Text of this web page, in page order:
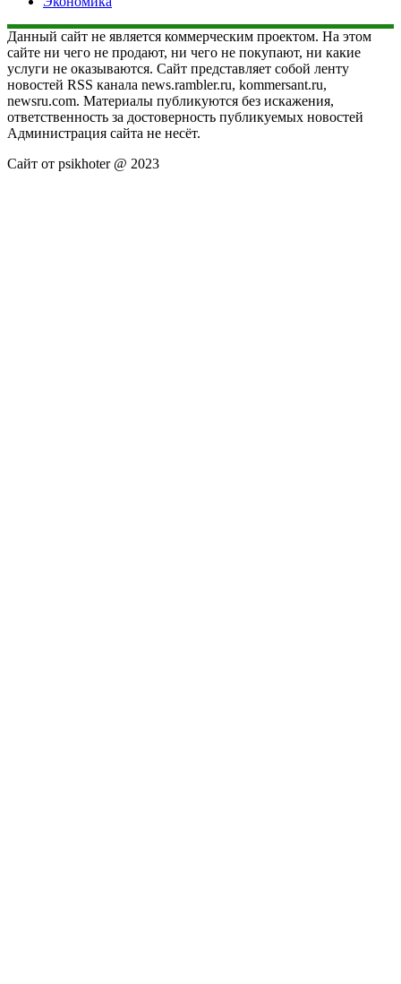
Данный сайт не является коммерческим проектом. На этом
сайте ни чего не продают, ни чего не покупают, ни какие
услуги не оказываются. Сайт представляет собой ленту
новостей RSS канала news.rambler.ru, kommersant.ru,
newsru.com. Материалы публикуются без искажения,
ответственность за достоверность публикуемых новостей
Администрация сайта не несёт.
Сайт от psikhoter @ 2023